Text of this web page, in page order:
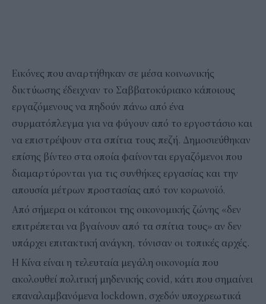
Εικόνες που αναρτήθηκαν σε μέσα κοινωνικής
δικτύωσης έδειχναν το Σαββατοκύριακο κάποιους
εργαζόμενους να πηδούν πάνω από ένα
συρματόπλεγμα για να φύγουν από το εργοστάσιο και
να επιστρέψουν στα σπίτια τους πεζή. Δημοσιεύθηκαν
επίσης βίντεο στα οποία φαίνονται εργαζόμενοι που
διαμαρτύρονται για τις συνθήκες εργασίας και την
απουσία μέτρων προστασίας από τον κορωνοϊό.
Από σήμερα οι κάτοικοι της οικονομικής ζώνης «δεν
επιτρέπεται να βγαίνουν από τα σπίτια τους» αν δεν
υπάρχει επιτακτική ανάγκη, τόνισαν οι τοπικές αρχές.
Η Κίνα είναι η τελευταία μεγάλη οικονομία που
ακολουθεί πολιτική μηδενικής covid, κάτι που σημαίνει
επαναλαμβανόμενα lockdown, σχεδόν υποχρεωτικά